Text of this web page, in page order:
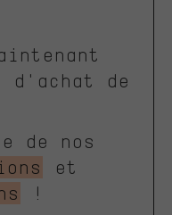
d'achat de
de nos
et
!